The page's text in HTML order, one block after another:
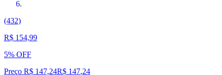
(432)
R$ 154,99
5% OFF
Preço R$ 147,24R$ 147,24